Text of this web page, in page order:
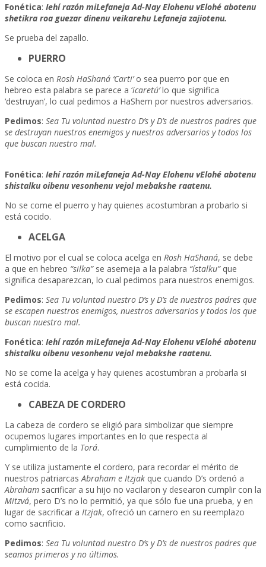
Fonética: Iehí razón miLefaneja Ad-Nay Elohenu vElohé abotenu
shetikra roa guezar dinenu veikarehu Lefaneja zajiotenu.
Se prueba del zapallo.
PUERRO
Se coloca en Rosh HaShaná ‘Carti’o sea puerro por que en
hebreo esta palabra se parece a ‘icaretú’lo que significa
‘destruyan’, lo cual pedimos a HaShem por nuestros adversarios.
Pedimos: Sea Tu voluntad nuestro D’s y D’s de nuestros padres que
se destruyan nuestros enemigos y nuestros adversarios y todos los
que buscan nuestro mal.
Fonética: Iehí razón miLefaneja Ad-Nay Elohenu vElohé abotenu
shistalku oibenu vesonhenu vejol mebakshe raatenu.
No se come el puerro y hay quienes acostumbran a probarlo si
está cocido.
ACELGA
El motivo por el cual se coloca acelga en Rosh HaShaná, se debe
a que en hebreo “silka”se asemeja a la palabra “ístalku”que
significa desaparezcan, lo cual pedimos para nuestros enemigos.
Pedimos: Sea Tu voluntad nuestro D’s y D’s de nuestros padres que
se escapen nuestros enemigos, nuestros adversarios y todos los que
buscan nuestro mal.
Fonética: Iehí razón miLefaneja Ad-Nay Elohenu vElohé abotenu
shistalku oibenu vesonhenu vejol mebakshe raatenu.
No se come la acelga y hay quienes acostumbran a probarla si
está cocida.
CABEZA DE CORDERO
La cabeza de cordero se eligió para simbolizar que siempre
ocupemos lugares importantes en lo que respecta al
cumplimiento de la Torá.
Y se utiliza justamente el cordero, para recordar el mérito de
nuestros patriarcasAbraham e Itzjak que cuando D’s ordenó a
Abraham sacrificar a su hijo no vacilaron y desearon cumplir con la
Mitzvá, pero D’s no lo permitió, ya que sólo fue una prueba, y en
lugar de sacrificar a Itzjak, ofreció un carnero en su reemplazo
como sacrificio.
Pedimos: Sea Tu voluntad nuestro D’s y D’s de nuestros padres que
seamos primeros y no últimos.